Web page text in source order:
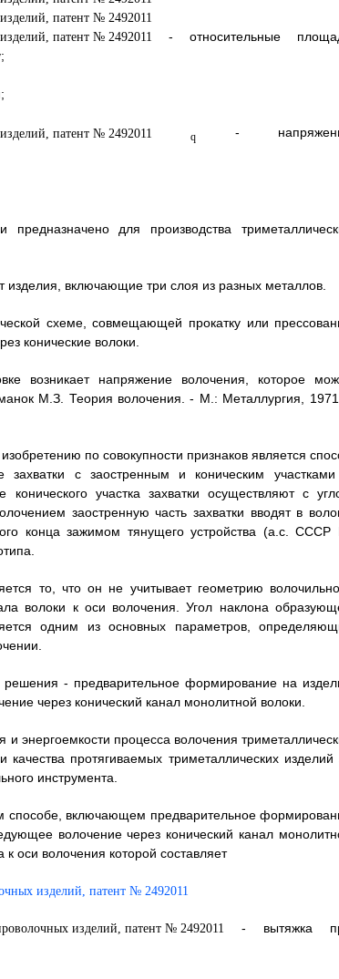
- относительные
q
-
для производства
изделия, включающие три слоя из разных металлов.
схеме, совмещающей прокатку или
конические волоки.
возникает напряжение волочения, которое
М.З. Теория волочения. - М.: Металлургия,
по совокупности признаков является
с заостренным и коническим
участка захватки осуществляют с
заостренную часть захватки вводят в
конца зажимом тянущего устройства (а.с.
то, что он не учитывает геометрию
волоки к оси волочения. Угол наклона
одним из основных параметров,
- предварительное формирование на
через конический канал монолитной волоки.
энергоемкости процесса волочения
протягиваемых триметаллических изделий
инструмента.
способе, включающем предварительное
волочение через конический канал
оси волочения которой составляет
- вытяжка